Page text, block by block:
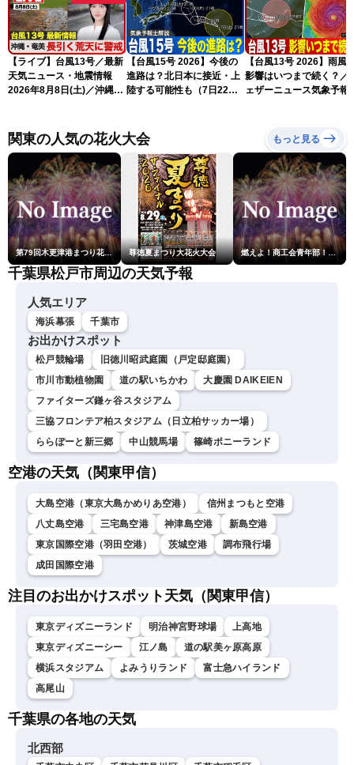
【ライブ】台風13号／最新
天気ニュース・地震情報
2026年8月8日(土)／沖縄・
〈ウェザーニュースLiVEモ
ーニング・松本真央／山口
剛央〉
【台風15号 2026】今後の
進路は？北日本に接近・上
陸する可能性も（7日22時
【台風13号 2026】雨風
影響はいつまで続く？／
ェザーニュース気象予報
関東の人気の花火大会 もっと見る
第79回木更津港まつり花火大会 尊徳夏まつり大花火大会 燃えよ！商工会青年部！！第23回こうのす花火大会
千葉県松戸市周辺の天気予報
人気エリア
海浜幕張 千葉市
お出かけスポット
松戸競輪場
旧徳川昭武庭園（戸定邸庭園）
市川市動植物園
道の駅いちかわ
大慶園 DAIKEIEN
ファイターズ鎌ヶ谷スタジアム
三協フロンテア柏スタジアム（日立柏サッカー場）
ららぽーと新三郷
中山競馬場 篠崎ポニーランド
空港の天気（関東甲信）
大島空港（東京大島かめりあ空港）
信州まつもと空港
八丈島空港
三宅島空港 神津島空港
新島空港
東京国際空港（羽田空港）
茨城空港
調布飛行場
成田国際空港
注目のお出かけスポット天気（関東甲信）
東京ディズニーランド 明治神宮野球場
上高地
東京ディズニーシー
江ノ島
道の駅美ヶ原高原
横浜スタジアム
よみうりランド
富士急ハイランド
高尾山
千葉県の各地の天気
北西部